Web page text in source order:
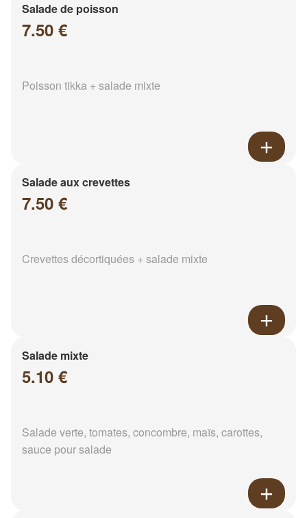
Salade de poisson
7.50 €
Poisson tikka + salade mixte
Salade aux crevettes
7.50 €
Crevettes décortiquées + salade mixte
Salade mixte
5.10 €
Salade verte, tomates, concombre, maïs, carottes,
sauce pour salade